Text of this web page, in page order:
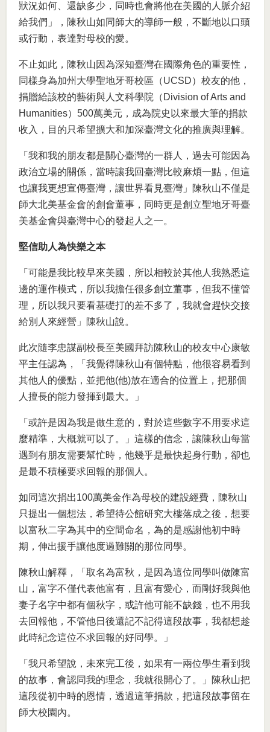
狀況如何、還缺多少，同時也會將他在美國的人脈介紹
給我們」，陳秋山如同師大的導師一般，不斷地以口頭
或行動，表達對母校的愛。
不止如此，陳秋山因為深知臺灣在國際角色的重要性，
同樣身為加州大學聖地牙哥校區（UCSD）校友的他，
捐贈給該校的藝術與人文科學院（Division of Arts and
Humanities）500萬美元，成為院史以來最大筆的捐款
收入，目的只希望擴大和加深臺灣文化的推廣與理解。
「我和我的朋友都是關心臺灣的一群人，過去可能因為
政治立場的關係，當時讓我回臺灣比較麻煩一點，但這
也讓我更想宣傳臺灣，讓世界看見臺灣」陳秋山不僅是
師大北美基金會的創會董事，同時更是創立聖地牙哥臺
美基金會與臺灣中心的發起人之一。
堅信助人為快樂之本
「可能是我比較早來美國，所以相較於其他人我熟悉這
邊的運作模式，所以我擔任很多創立董事，但我不懂管
理，所以我只要看基礎打的差不多了，我就會趕快交接
給別人來經營」陳秋山說。
此次隨李忠謀副校長至美國拜訪陳秋山的校友中心康敏
平主任認為，「我覺得陳秋山有個特點，他很容易看到
其他人的優點，並把他(他)放在適合的位置上，把那個
人擅長的能力發揮到最大。」
「或許是因為我是做生意的，對於這些數字不用要求這
麼精準，大概就可以了。」這樣的信念，讓陳秋山每當
遇到有朋友需要幫忙時，他幾乎是最快起身行動，卻也
是最不積極要求回報的那個人。
如同這次捐出100萬美金作為母校的建設經費，陳秋山
只提出一個想法，希望待公館研究大樓落成之後，想要
以富秋二字為其中的空間命名，為的是感謝他初中時
期，伸出援手讓他度過難關的那位同學。
陳秋山解釋，「取名為富秋，是因為這位同學叫做陳富
山，富字不僅代表他富有，且富有愛心，而剛好我與他
妻子名字中都有個秋字，或許他可能不缺錢，也不用我
去回報他，不管他日後還記不記得這段故事，我都想趁
此時紀念這位不求回報的好同學。」
「我只希望說，未來完工後，如果有一兩位學生看到我
的故事，會認同我的理念，我就很開心了。」陳秋山把
這段從初中時的恩情，透過這筆捐款，把這段故事留在
師大校園內。